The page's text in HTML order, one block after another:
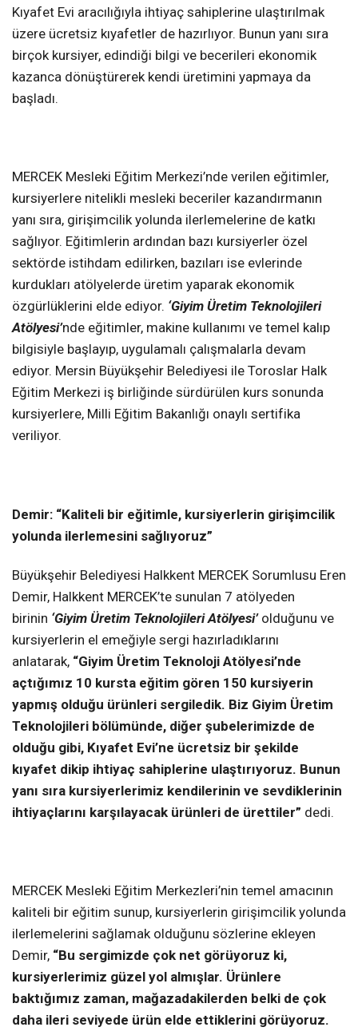
Kıyafet Evi aracılığıyla ihtiyaç sahiplerine ulaştırılmak
üzere ücretsiz kıyafetler de hazırlıyor. Bunun yanı sıra
birçok kursiyer, edindiği bilgi ve becerileri ekonomik
kazanca dönüştürerek kendi üretimini yapmaya da
başladı.
MERCEK Mesleki Eğitim Merkezi’nde verilen eğitimler,
kursiyerlere nitelikli mesleki beceriler kazandırmanın
yanı sıra, girişimcilik yolunda ilerlemelerine de katkı
sağlıyor. Eğitimlerin ardından bazı kursiyerler özel
sektörde istihdam edilirken, bazıları ise evlerinde
kurdukları atölyelerde üretim yaparak ekonomik
özgürlüklerini elde ediyor. ‘Giyim Üretim Teknolojileri
Atölyesi’nde eğitimler, makine kullanımı ve temel kalıp
bilgisiyle başlayıp, uygulamalı çalışmalarla devam
ediyor. Mersin Büyükşehir Belediyesi ile Toroslar Halk
Eğitim Merkezi iş birliğinde sürdürülen kurs sonunda
kursiyerlere, Milli Eğitim Bakanlığı onaylı sertifika
veriliyor.
Demir: “Kaliteli bir eğitimle, kursiyerlerin girişimcilik
yolunda ilerlemesini sağlıyoruz”
Büyükşehir Belediyesi Halkkent MERCEK Sorumlusu Eren
Demir, Halkkent MERCEK’te sunulan 7 atölyeden
birinin ‘Giyim Üretim Teknolojileri Atölyesi’olduğunu ve
kursiyerlerin el emeğiyle sergi hazırladıklarını
anlatarak, “Giyim Üretim Teknoloji Atölyesi’nde
açtığımız 10 kursta eğitim gören 150 kursiyerin
yapmış olduğu ürünleri sergiledik. Biz Giyim Üretim
Teknolojileri bölümünde, diğer şubelerimizde de
olduğu gibi, Kıyafet Evi’ne ücretsiz bir şekilde
kıyafet dikip ihtiyaç sahiplerine ulaştırıyoruz. Bunun
yanı sıra kursiyerlerimiz kendilerinin ve sevdiklerinin
ihtiyaçlarını karşılayacak ürünleri de ürettiler” dedi.
MERCEK Mesleki Eğitim Merkezleri’nin temel amacının
kaliteli bir eğitim sunup, kursiyerlerin girişimcilik yolunda
ilerlemelerini sağlamak olduğunu sözlerine ekleyen
Demir, “Bu sergimizde çok net görüyoruz ki,
kursiyerlerimiz güzel yol almışlar. Ürünlere
baktığımız zaman, mağazadakilerden belki de çok
daha ileri seviyede ürün elde ettiklerini görüyoruz.